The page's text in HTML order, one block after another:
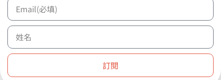
訂閱